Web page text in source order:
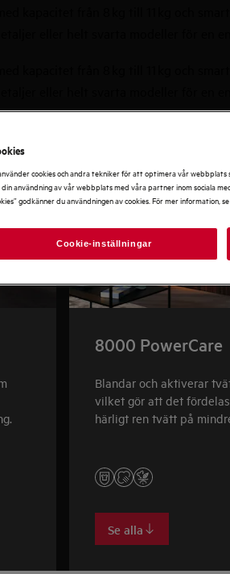
8000 PowerCare
Blandar och aktiverar
vilket gör att det
härligt ren tvätt på
Se alla
cookies och andra tekniker för att optimera vår
användning av vår webbplats med våra partner inom sociala
godkänner du användningen av cookies. För mer information,
Cookie-inställningar